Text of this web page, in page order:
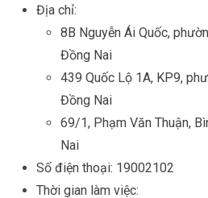
Địa chỉ:
8B Nguyễn Ái Quốc,
Đồng Nai
439 Quốc Lộ 1A, KP9,
Đồng Nai
69/1, Phạm Văn Thuận,
Nai
Số điện thoại: 19002102
Thời gian làm việc: